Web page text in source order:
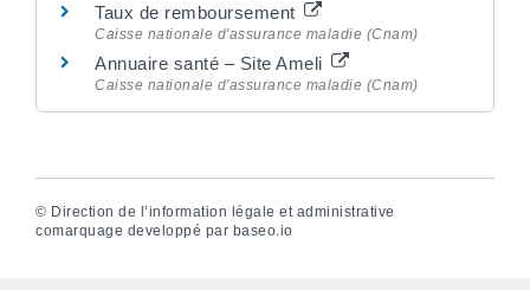
Taux de remboursement
Caisse nationale d'assurance maladie (Cnam)
Annuaire santé – Site Ameli
Caisse nationale d'assurance maladie (Cnam)
© Direction de l’information légale et administrative
comarquage developpé par baseo.io